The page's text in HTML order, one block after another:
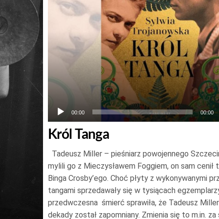
00:00 00:00
Król Tanga
Tadeusz Miller – pieśniarz powojennego
mylili go z Mieczysławem Foggiem, on sam
Binga Crosby’ego. Choć płyty z wykonywanymi
tangami sprzedawały się w tysiącach
przedwczesna śmierć sprawiła, że Tadeusz Miller
dekady został zapomniany. Zmienia się to m.in. za